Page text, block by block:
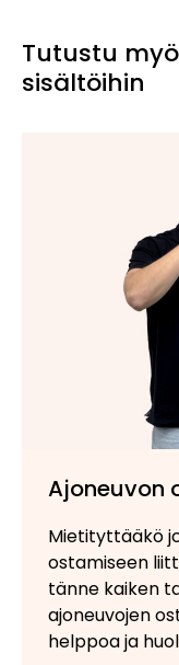
Tutustu
sisältöihin
Ajoneuvon
Mietityttääkö
ostamiseen
tänne kaiken
ajoneuvojen
helppoa ja